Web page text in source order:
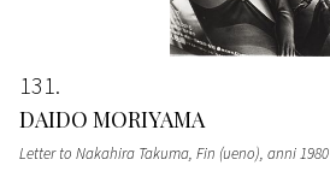
131
DAIDO MORIYAMA
Letter to Nakahira Takuma, Fin (ueno), anni 1980